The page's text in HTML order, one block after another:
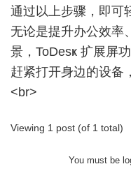
通过以上步骤，即可
无论是提升办公效率
景，ToDesҝ 扩展屏
赶紧打开身边的设备
<br>
Viewing 1 post (of 1 total)
You must be